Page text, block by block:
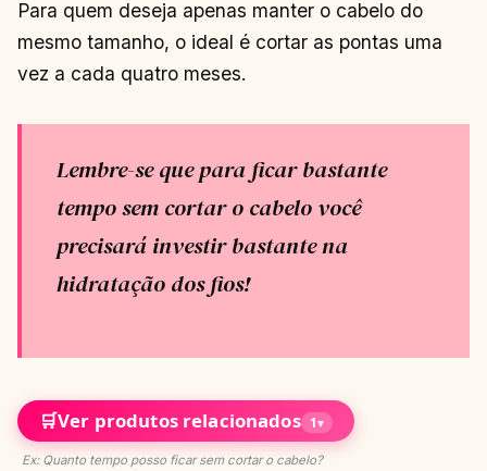
Para quem deseja apenas manter o cabelo do
mesmo tamanho, o ideal é cortar as pontas uma
vez a cada quatro meses.
Lembre-se que para ficar bastante
tempo sem cortar o cabelo você
precisará investir bastante na
hidratação dos fios!
🛒Ver produtos relacionados 1▾
Ex: Quanto tempo posso ficar sem cortar o cabelo?